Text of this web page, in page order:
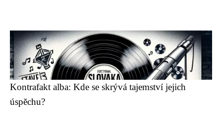
Kontrafakt alba: Kde se skrývá tajemství jejich
úspěchu?